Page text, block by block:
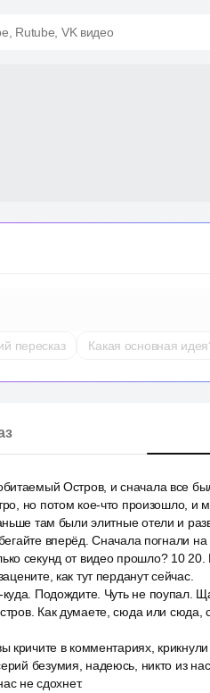
Rutube, VK видео
пересказ Какая основная
Остров, и сначала все
но потом кое-что произошло, и
там были элитные отели и
вперёд. Сначала погнали
секунд от видео прошло? 10
как тут перданут сейчас.
Подождите. Чуть не
Как думаете, сюда или
кричите в комментариях,
безумия, надеюсь, никто из нас.
не сдохнет.